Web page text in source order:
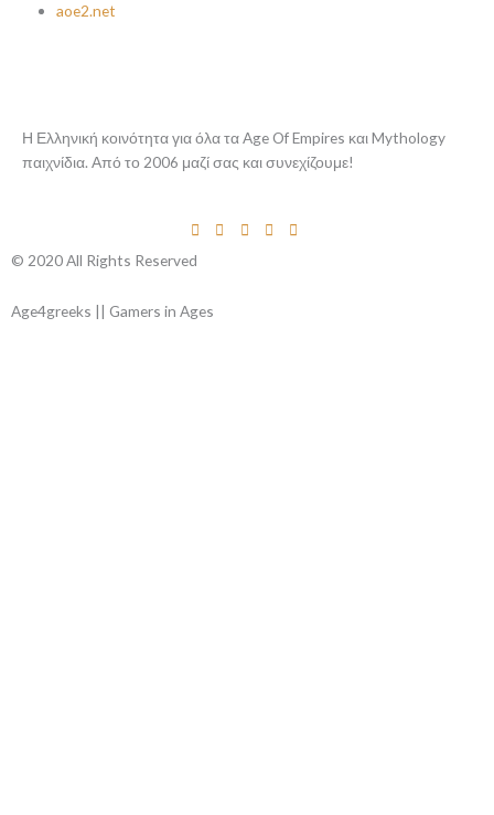
aoe2.net
Η Ελληνική κοινότητα για όλα τα Age Of Empires και Mythology
παιχνίδια. Από το 2006 μαζί σας και συνεχίζουμε!
© 2020 All Rights Reserved
Age4greeks || Gamers in Ages